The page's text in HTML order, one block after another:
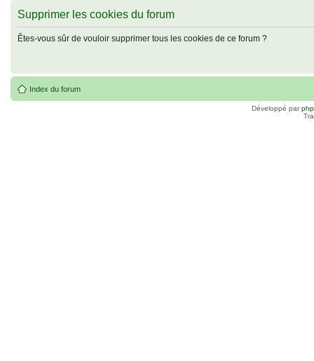
Supprimer les cookies du forum
Êtes-vous sûr de vouloir supprimer tous les cookies de ce forum ?
Index du forum
Développé par